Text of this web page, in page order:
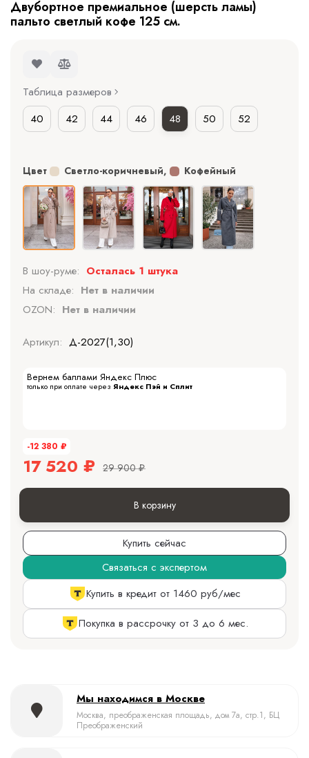
Двубортное премиальное (шерсть ламы)
пальто светлый кофе 125 см.
Таблица размеров
40
42 44 46 48 50 52
Цвет Светло-коричневый, Кофейный
В шоу-руме: Осталась 1 штука
На складе: Нет в наличии
OZON: Нет в наличии
Артикул: Д-2027(1,30)
Вернем баллами Яндекс Плюс
только при оплате через Яндекс Пэй и Сплит
-12 380 ₽
17 520 ₽ 29 900 ₽
В корзину
Купить сейчас
Связаться с экспертом
Купить в кредит от 1460 руб/мес
Покупка в рассрочку от 3 до 6 мес.
Мы находимся в Москве
Москва, преображенская площадь, дом 7а, стр.1, БЦ
Преображенский